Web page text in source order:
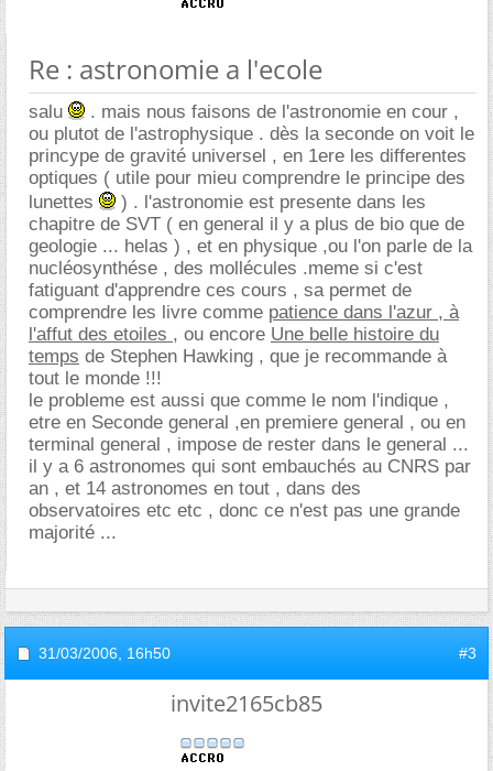
Re : astronomie a l'ecole
salu
. mais nous faisons de l'astronomie en cour ,
ou plutot de l'astrophysique . dès la seconde on voit le
princype de gravité universel , en 1ere les differentes
optiques ( utile pour mieu comprendre le principe des
lunettes
) . l'astronomie est presente dans les
chapitre de SVT ( en general il y a plus de bio que de
geologie ... helas ) , et en physique ,ou l'on parle de la
nucléosynthése , des mollécules .meme si c'est
fatiguant d'apprendre ces cours , sa permet de
comprendre les livre comme patience dans l'azur , à
l'affut des etoiles , ou encore Une belle histoire du
temps de Stephen Hawking , que je recommande à
tout le monde !!!
le probleme est aussi que comme le nom l'indique ,
etre en Seconde general ,en premiere general , ou en
terminal general , impose de rester dans le general ...
il y a 6 astronomes qui sont embauchés au CNRS par
an , et 14 astronomes en tout , dans des
observatoires etc etc , donc ce n'est pas une grande
majorité ...
31/03/2006, 16h50 #3
invite2165cb85